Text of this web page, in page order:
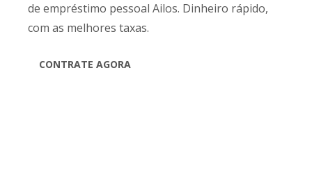
de empréstimo pessoal Ailos. Dinheiro rápido,
com as melhores taxas.
CONTRATE AGORA